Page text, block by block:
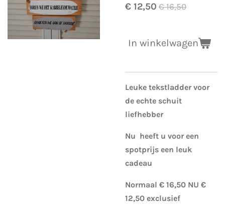
€ 12,50 € 16,50
In winkelwagen
Leuke tekstladder voor
de echte schuit
liefhebber
Nu heeft u voor een
spotprijs een leuk
cadeau
Normaal € 16,50 NU €
12,50 exclusief